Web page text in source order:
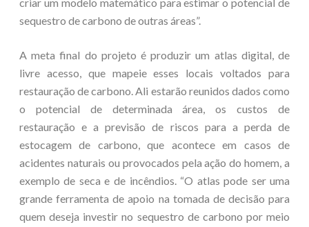
sequestro de carbono de outras áreas”.
A meta final do projeto é produzir um atlas digital, de
livre acesso, que mapeie esses locais voltados para
restauração de carbono. Ali estarão reunidos dados como
o potencial de determinada área, os custos de
restauração e a previsão de riscos para a perda de
estocagem de carbono, que acontece em casos de
acidentes naturais ou provocados pela ação do homem, a
exemplo de seca e de incêndios. “O atlas pode ser uma
grande ferramenta de apoio na tomada de decisão para
quem deseja investir no sequestro de carbono por meio